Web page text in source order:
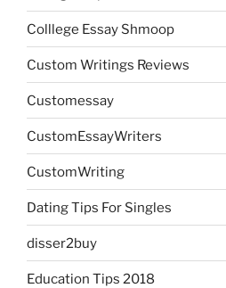
Colllege Essay Shmoop
Custom Writings Reviews
Customessay
CustomEssayWriters
CustomWriting
Dating Tips For Singles
disser2buy
Education Tips 2018